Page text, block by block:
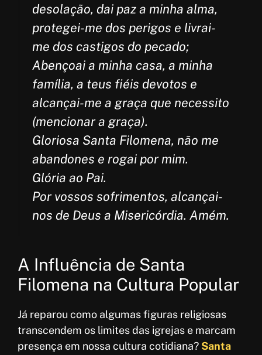
desolação, dai paz a minha alma,
protegei-me dos perigos e livrai-
me dos castigos do pecado;
Abençoai a minha casa, a minha
família, a teus fiéis devotos e
alcançai-me a graça que necessito
(mencionar a graça).
Gloriosa Santa Filomena, não me
abandones e rogai por mim.
Glória ao Pai.
Por vossos sofrimentos, alcançai-
nos de Deus a Misericórdia. Amém.
A Influência de Santa
Filomena na Cultura Popular
Já reparou como algumas figuras religiosas
transcendem os limites das igrejas e marcam
presença em nossa cultura cotidiana? Santa